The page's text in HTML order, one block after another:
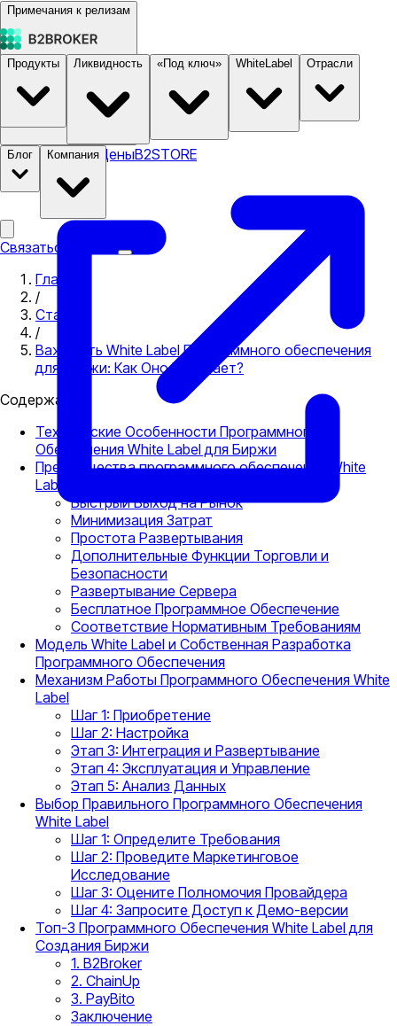
Примечания к релизам
Документация ЦеныB2STORE
Продукты Ликвидность «Под ключ» WhiteLabel Отрасли
Блог Компания
Связаться с нами
Главная
/
Статьи
/
Важность White Label Программного обеспечения
для Биржи: Как Оно Работает?
Содержание
Технические Особенности Программного
Обеспечения White Label для Биржи
Преимущества программного обеспечения White
Label
Быстрый Выход на Рынок
Минимизация Затрат
Простота Развертывания
Дополнительные Функции Торговли и
Безопасности
Развертывание Сервера
Бесплатное Программное Обеспечение
Соответствие Нормативным Требованиям
Модель White Label и Собственная Разработка
Программного Обеспечения
Механизм Работы Программного Обеспечения White
Label
Шаг 1: Приобретение
Шаг 2: Настройка
Этап 3: Интеграция и Развертывание
Этап 4: Эксплуатация и Управление
Этап 5: Анализ Данных
Выбор Правильного Программного Обеспечения
White Label
Шаг 1: Определите Требования
Шаг 2: Проведите Маркетинговое
Исследование
Шаг 3: Оцените Полномочия Провайдера
Шаг 4: Запросите Доступ к Демо-версии
Топ-3 Программного Обеспечения White Label для
Создания Биржи
1. B2Broker
2. ChainUp
3. PayBito
Заключение